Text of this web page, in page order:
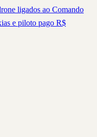
ligados ao Comando
e piloto pago R$